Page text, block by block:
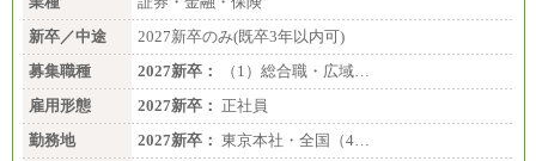
新卒／中途
2027新卒のみ(既卒3年以内可)
募集職種
2027新卒：
（1）総合職・広域…
雇用形態
2027新卒： 正社員
勤務地
2027新卒： 東京本社・全国（4…